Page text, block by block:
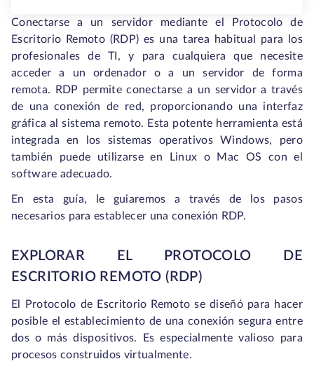
Conectarse a un servidor mediante el Protocolo de
Escritorio Remoto (RDP) es una tarea habitual para los
profesionales de TI, y para cualquiera que necesite
acceder a un ordenador o a un servidor de forma
remota. RDP permite conectarse a un servidor a través
de una conexión de red, proporcionando una interfaz
gráfica al sistema remoto. Esta potente herramienta está
integrada en los sistemas operativos Windows, pero
también puede utilizarse en Linux o Mac OS con el
software adecuado.
En esta guía, le guiaremos a través de los pasos
necesarios para establecer una conexión RDP.
EXPLORAR EL PROTOCOLO DE
ESCRITORIO REMOTO (RDP)
El Protocolo de Escritorio Remoto se diseñó para hacer
posible el establecimiento de una conexión segura entre
dos o más dispositivos. Es especialmente valioso para
procesos construidos virtualmente.